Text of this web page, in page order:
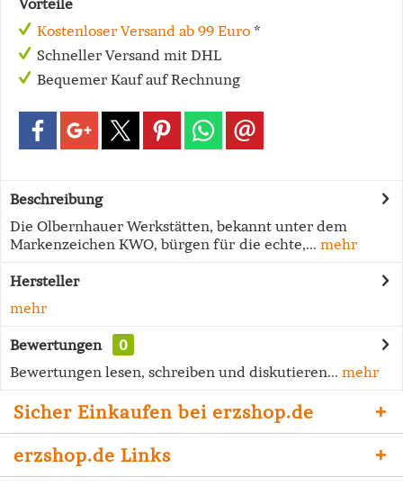
Vorteile
Kostenloser Versand ab 99 Euro *
Schneller Versand mit DHL
Bequemer Kauf auf Rechnung
Beschreibung
Die Olbernhauer Werkstätten, bekannt unter dem
Markenzeichen KWO, bürgen für die echte,... mehr
Hersteller
mehr
Bewertungen
0
Bewertungen lesen, schreiben und diskutieren... mehr
Sicher Einkaufen bei erzshop.de
erzshop.de Links